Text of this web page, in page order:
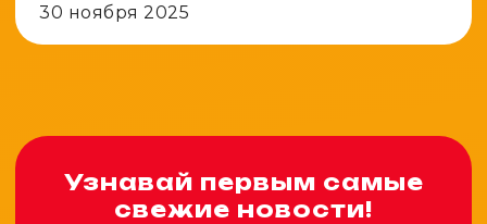
Узнавай первым самые
свежие новости!
30 ноября 2025